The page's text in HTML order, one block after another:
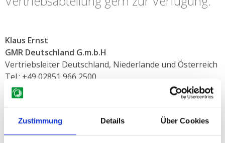
Zustimmung Details Über Cookies
Klaus Ernst
GMR Deutschland G.m.b.H
Vertriebsleiter Deutschland, Niederlande und Österreich
Tel.: +49 02851 966 2500
Mobil: +49 01514 670 6668
Mail:
Anne Mette Boldrup
Vertrieb